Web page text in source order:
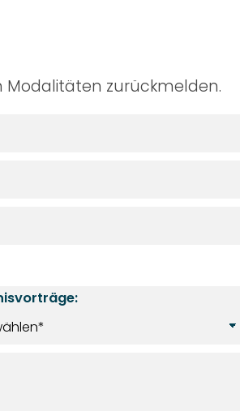
Modalitäten zurückmelden.